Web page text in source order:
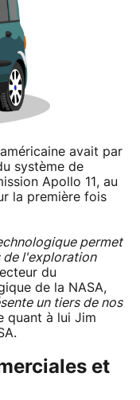
avait par
système de
Apollo 11, au
la première fois
permet
de l'exploration
du
de la NASA,
un tiers de nos
quant à lui Jim
et